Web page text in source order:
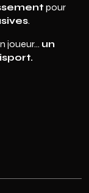
pour
.
joueur… un